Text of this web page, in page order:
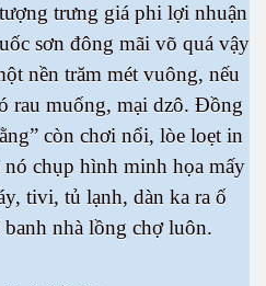
trưng giá phi lợi nhuận
sơn đông mãi võ quá vậy
nền trăm mét vuông, nếu
rau muống, mại dzô. Đồng
còn chơi nổi, lòe loẹt in
chụp hình minh họa mấy
tivi, tủ lạnh, dàn ka ra ố
nhà lồng chợ luôn.